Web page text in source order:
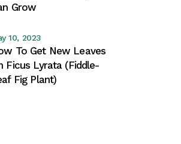
Grow
10, 2023
To Get New Leaves
Ficus Lyrata (Fiddle-
Fig Plant)